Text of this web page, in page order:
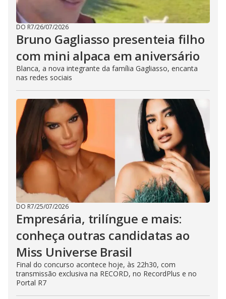
DO R7/26/07/2026
Bruno Gagliasso presenteia filho
com mini alpaca em aniversário
Blanca, a nova integrante da família Gagliasso, encanta
nas redes sociais
DO R7/25/07/2026
Empresária, trilíngue e mais:
conheça outras candidatas ao
Miss Universe Brasil
Final do concurso acontece hoje, às 22h30, com
transmissão exclusiva na RECORD, no RecordPlus e no
Portal R7